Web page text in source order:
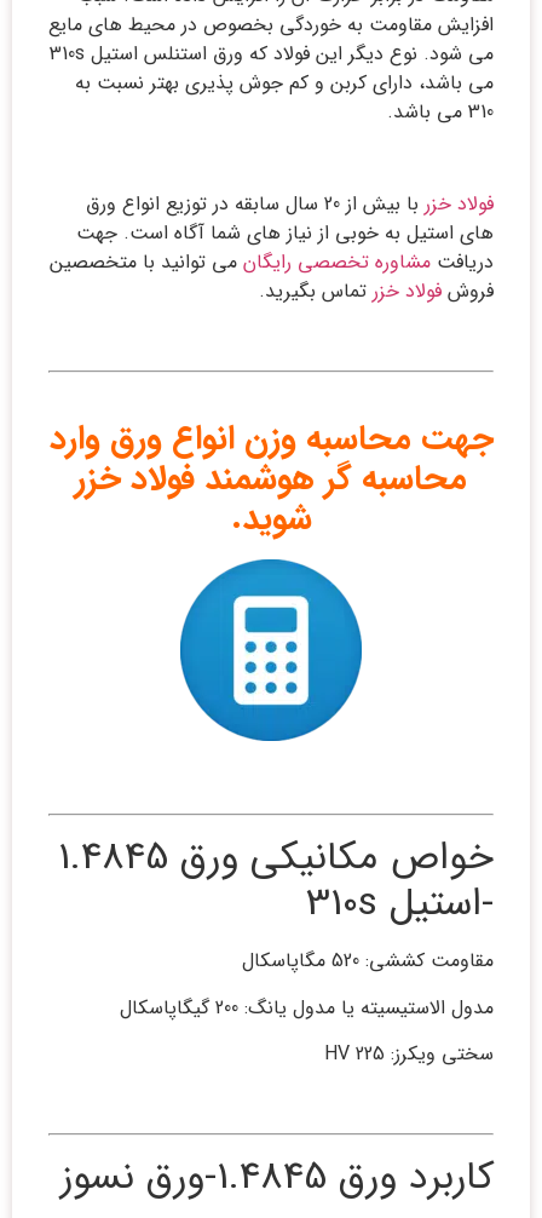
افزایش مقاومت به خوردگی بخصوص در محیط های مایع
می شود. نوع دیگر این فولاد که ورق استنلس استیل 310s
می باشد، دارای کربن و کم جوش پذیری بهتر نسبت به
310 می باشد.
فولاد خزر
با بیش از 20 سال سابقه در توزیع انواع ورق
های استیل به خوبی از نیاز های شما آگاه است. جهت
دریافت مشاوره تخصصی رایگان می توانید با متخصصین
فروش فولاد خزر تماس بگیرید.
جهت محاسبه وزن انواع ورق وارد
محاسبه گر هوشمند فولاد خزر
شوید.
خواص مکانیکی ورق 1.4845
-استیل 310s
مقاومت کششی: 520 مگاپاسکال
مدول الاستیسیته یا مدول یانگ: 200 گیگاپاسکال
سختی ویکرز: 225 HV
کاربرد ورق 1.4845-ورق نسوز